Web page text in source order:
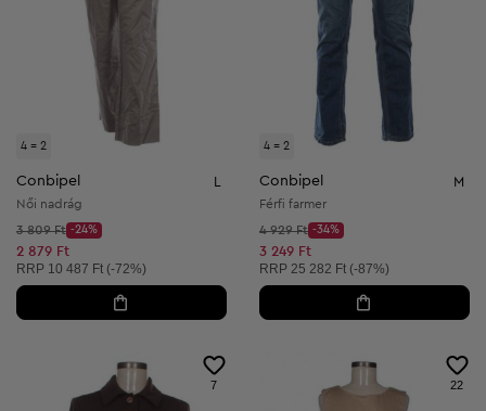
4 = 2
Conbipel
Női nadrág
Kezdő ár:
3 809 Ft
Discount Price:
-24%
Csökkentett ár:
2 879 Ft
Ajánlott ár:
RRP 10 487 Ft (-72%)
4 = 2
Conbipel M
Férfi farmer
Kezdő ár:
4 929 Ft
Discount Price:
-34%
Csökkentett ár:
3 249 Ft
Ajánlott ár:
RRP 25 282 Ft (-87%)
7 22